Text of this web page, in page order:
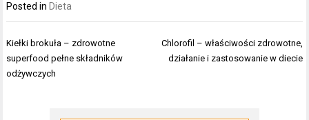
Posted in Dieta
Nawigacja
wpisu
Kiełki brokuła – zdrowotne
superfood pełne składników
odżywczych
Chlorofil – właściwości zdrowotne,
działanie i zastosowanie w diecie